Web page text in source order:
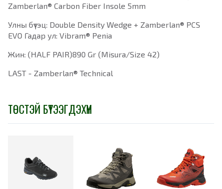
Zamberlan® Carbon Fiber Insole 5mm
Улны бүтэц: Double Density Wedge + Zamberlan® PCS
EVO Гадар ул: Vibram® Penia
Жин: (HALF PAIR)890 Gr (Misura/Size 42)
LAST - Zamberlan® Technical
ТӨСТЭЙ БҮТЭЭГДЭХҮҮН